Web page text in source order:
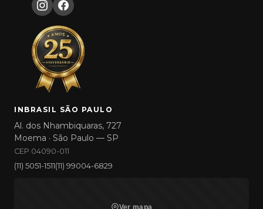
INBRASIL SÃO PAULO
Al. dos Nhambiquaras, 727
Moema · São Paulo — SP
CEP 04090-011
(11) 5051-1511(11) 99004-6829
Ver mapa